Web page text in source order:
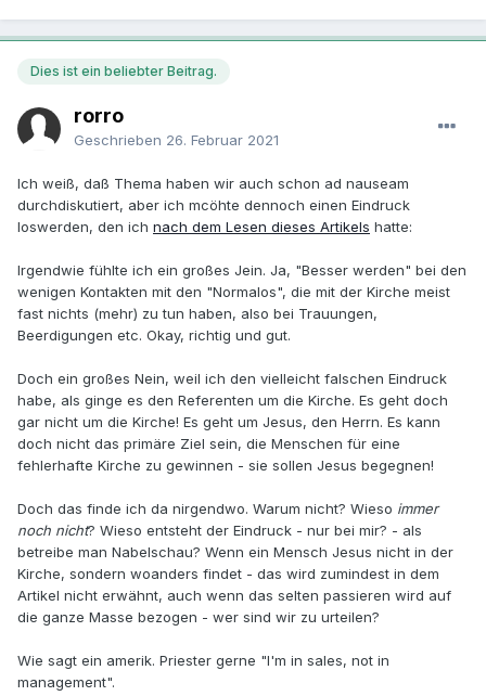
Dies ist ein beliebter Beitrag.
rorro
Geschrieben 26. Februar 2021
Ich weiß, daß Thema haben wir auch schon ad nauseam
durchdiskutiert, aber ich mcöhte dennoch einen Eindruck
loswerden, den ich nach dem Lesen dieses Artikels hatte:
Irgendwie fühlte ich ein großes Jein. Ja, "Besser werden" bei den
wenigen Kontakten mit den "Normalos", die mit der Kirche meist
fast nichts (mehr) zu tun haben, also bei Trauungen,
Beerdigungen etc. Okay, richtig und gut.
Doch ein großes Nein, weil ich den vielleicht falschen Eindruck
habe, als ginge es den Referenten um die Kirche. Es geht doch
gar nicht um die Kirche! Es geht um Jesus, den Herrn. Es kann
doch nicht das primäre Ziel sein, die Menschen für eine
fehlerhafte Kirche zu gewinnen - sie sollen Jesus begegnen!
Doch das finde ich da nirgendwo. Warum nicht? Wieso immer
noch nicht? Wieso entsteht der Eindruck - nur bei mir? - als
betreibe man Nabelschau? Wenn ein Mensch Jesus nicht in der
Kirche, sondern woanders findet - das wird zumindest in dem
Artikel nicht erwähnt, auch wenn das selten passieren wird auf
die ganze Masse bezogen - wer sind wir zu urteilen?
Wie sagt ein amerik. Priester gerne "I'm in sales, not in
management".